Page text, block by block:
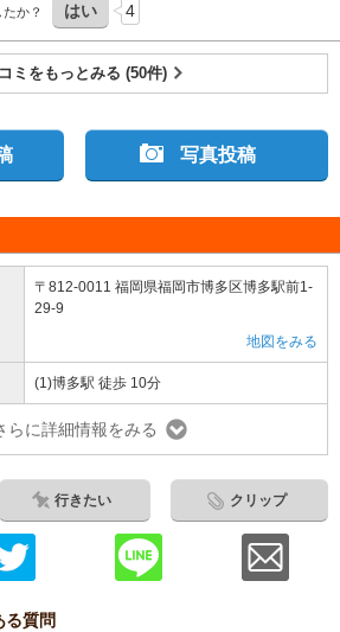
か？ はい 4
ミをもっとみる (50件)
写真投稿
〒812-0011 福岡県福岡市博多区博多駅前1-
29-9
地図をみる
(1)博多駅 徒歩 10分
らに詳細情報をみる
行きたい クリップ
る質問